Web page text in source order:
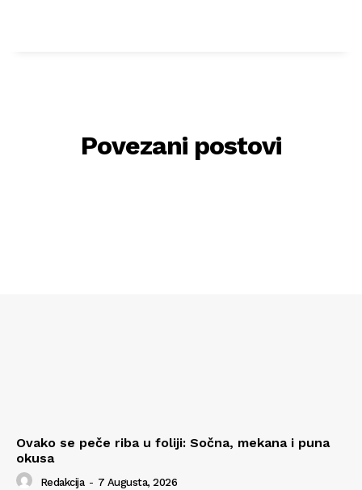
Povezani postovi
Ovako se peče riba u foliji: Sočna, mekana i puna
okusa
Redakcija - 7 Augusta, 2026